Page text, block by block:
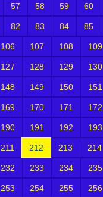
57 58 59 60
82 83 84 85
106 107 108 109
127 128 129 130
148 149 150 151
169 170 171 172
190 191 192 193
211 212 213 214
232 233 234 235
253 254 255 256